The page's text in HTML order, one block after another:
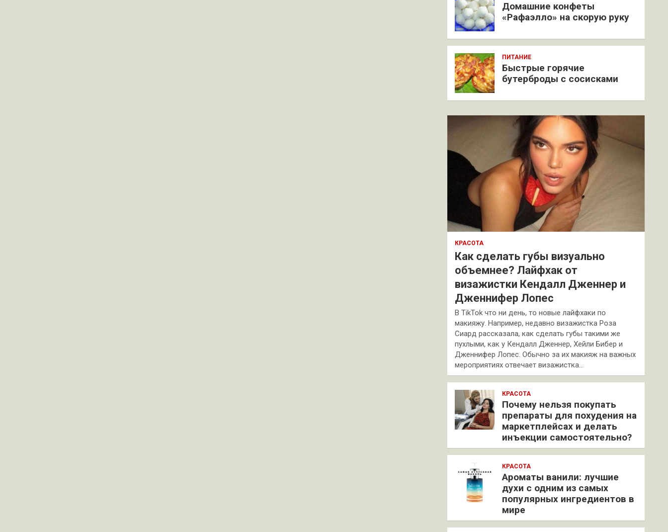
Домашние конфеты
«Рафаэлло» на скорую руку
ПИТАНИЕ
Быстрые горячие
бутерброды с сосисками
КРАСОТА
Как сделать губы визуально
объемнее? Лайфхак от
визажистки Кендалл Дженнер и
Дженнифер Лопес
В TikTok что ни день, то новые лайфхаки по
макияжу. Например, недавно визажистка Роза
Сиард рассказала, как сделать губы такими же
пухлыми, как у Кендалл Дженнер, Хейли Бибер и
Дженнифер Лопес. Обычно за их макияж на важных
мероприятиях отвечает визажистка…
КРАСОТА
Почему нельзя покупать
препараты для похудения на
маркетплейсах и делать
инъекции самостоятельно?
КРАСОТА
Ароматы ванили: лучшие
духи с одним из самых
популярных ингредиентов в
мире